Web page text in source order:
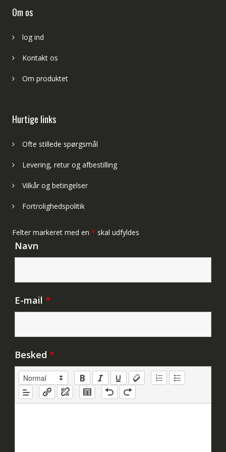
Om os
log ind
Kontakt os
Om produktet
Hurtige links
Ofte stillede spørgsmål
Levering, retur og afbestilling
Vilkår og betingelser
Fortrolighedspolitik
Felter markeret med en * skal udfyldes
Navn
E-mail *
Besked *